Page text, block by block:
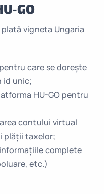
GO
vigneta Ungaria
care se dorește
id unic;
HU-GO pentru
contului virtual
plății taxelor;
complete
etc.)